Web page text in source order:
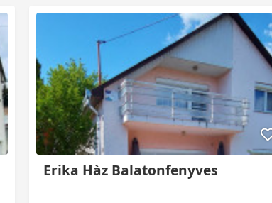
Erika Hàz Balatonfenyves